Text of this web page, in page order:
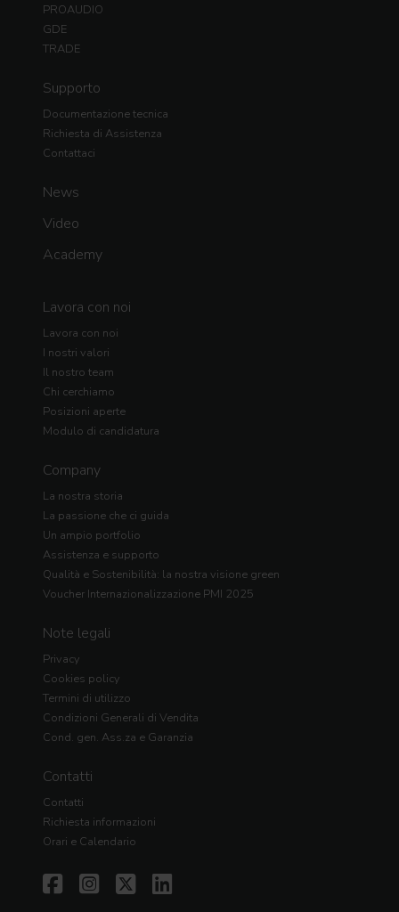
PROAUDIO
GDE
TRADE
Supporto
Documentazione tecnica
Richiesta di Assistenza
Contattaci
News
Video
Academy
Lavora con noi
Lavora con noi
I nostri valori
Il nostro team
Chi cerchiamo
Posizioni aperte
Modulo di candidatura
Company
La nostra storia
La passione che ci guida
Un ampio portfolio
Assistenza e supporto
Qualità e Sostenibilità: la nostra visione green
Voucher Internazionalizzazione PMI 2025
Note legali
Privacy
Cookies policy
Termini di utilizzo
Condizioni Generali di Vendita
Cond. gen. Ass.za e Garanzia
Contatti
Contatti
Richiesta informazioni
Orari e Calendario